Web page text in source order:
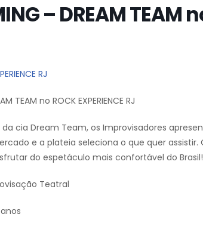
– DREAM TEAM
RJ
TEAM no ROCK EXPERIENCE RJ
cia Dream Team, os Improvisadores
e a plateia seleciona o que quer
do espetáculo mais confortável do Brasil!
Teatral